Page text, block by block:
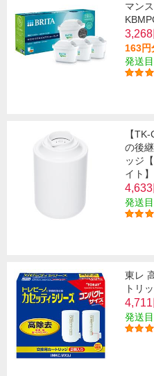
マン
3,268
163円
発送
【
の後継
ッジ
イト
4,633
発送
東レ
トリ
4,711
発送